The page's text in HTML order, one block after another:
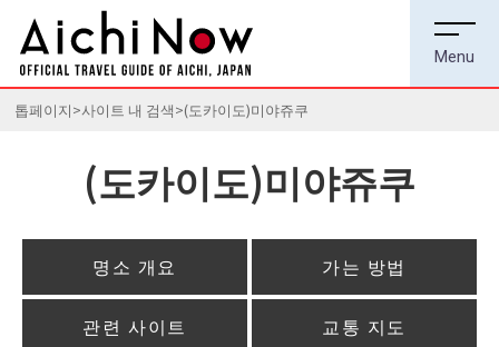
톱페이지 사이트 내 검색 (도카이도)미야쥬쿠
(도카이도)미야쥬쿠
명소 개요 가는 방법
관련 사이트 교통 지도